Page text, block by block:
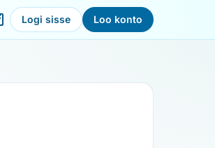
Logi sisse Loo konto